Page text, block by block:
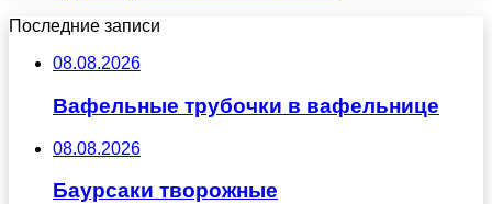
Последние записи
08.08.2026
Вафельные трубочки в вафельнице
08.08.2026
Баурсаки творожные